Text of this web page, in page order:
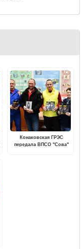
Конаковская ГРЭС
передала ВПСО "Сова"